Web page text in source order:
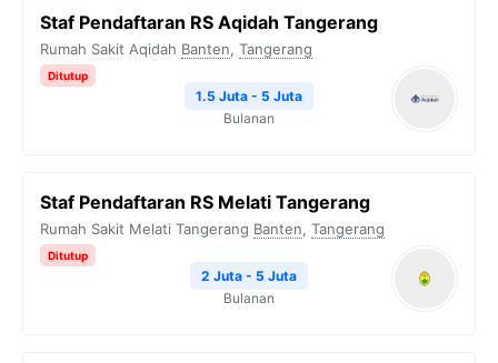
Staf Pendaftaran RS Aqidah Tangerang
Rumah Sakit Aqidah Banten, Tangerang
Ditutup
1.5 Juta - 5 Juta
Bulanan
Staf Pendaftaran RS Melati Tangerang
Rumah Sakit Melati Tangerang Banten, Tangerang
Ditutup
2 Juta - 5 Juta
Bulanan